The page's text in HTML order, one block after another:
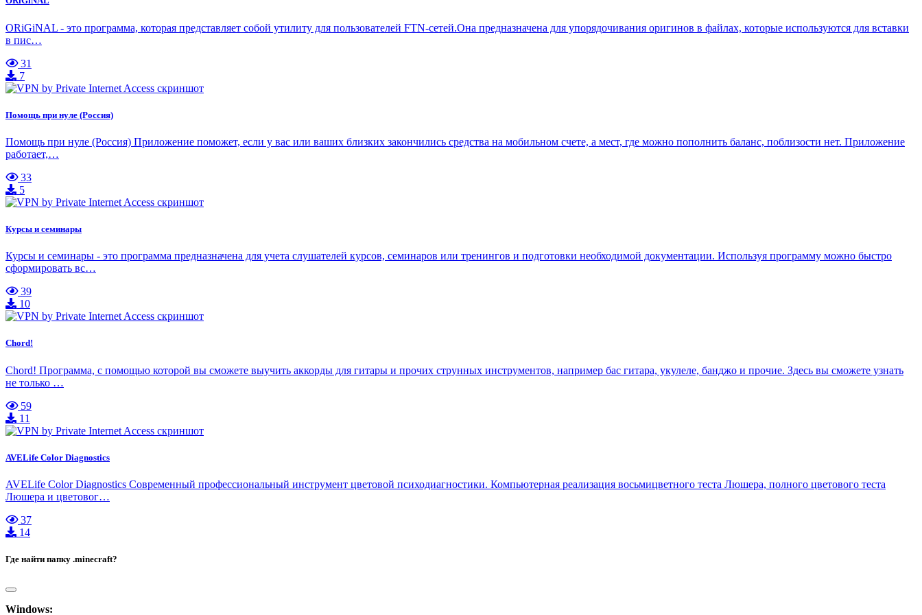
ORiGiNAL - это программа, которая представляет собой утилиту для пользователей FTN-сетей.Она предназначена для упорядочивания оригинов в файлах, которые используются для вставки
в пис…
31
7
Помощь при нуле (Россия)
Помощь при нуле (Россия) Приложение поможет, если у вас или ваших близких закончились средства на мобильном счете, а мест, где можно пополнить баланс, поблизости нет. Приложение
работает,…
33
5
Курсы и семинары
Курсы и семинары - это программа предназначена для учета слушателей курсов, семинаров или тренингов и подготовки необходимой документации. Используя программу можно быстро
сформировать вс…
39
10
Chord!
Chord! Программа, с помощью которой вы сможете выучить аккорды для гитары и прочих струнных инструментов, например бас гитара, укулеле, банджо и прочие. Здесь вы сможете узнать
не только …
59
11
AVELife Color Diagnostics
AVELife Color Diagnostics Современный профессиональный инструмент цветовой психодиагностики. Компьютерная реализация восьмицветного теста Люшера, полного цветового теста
Люшера и цветовог…
37
14
Где найти папку .minecraft?
Windows: